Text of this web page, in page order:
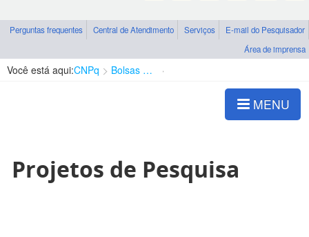
Perguntas frequentes Central de Atendimento Serviços
E-mail do Pesquisador
Área de imprensa
Você está aqui:CNPq Bolsas e Auxílios Vigentes
MENU
Projetos de Pesquisa